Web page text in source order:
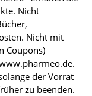
Nicht
Nicht mit
Coupons)
der Vorrat
zu beenden.